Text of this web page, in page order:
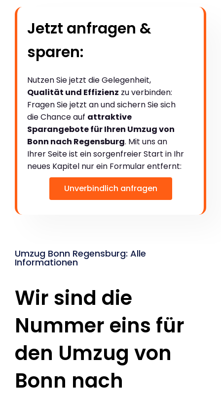
Jetzt anfragen &
sparen:
Nutzen Sie jetzt die Gelegenheit,
Qualität und Effizienz zu verbinden:
Fragen Sie jetzt an und sichern Sie sich
die Chance auf attraktive
Sparangebote für Ihren Umzug von
Bonn nach Regensburg. Mit uns an
Ihrer Seite ist ein sorgenfreier Start in Ihr
neues Kapitel nur ein Formular entfernt:
Unverbindlich anfragen
Umzug Bonn Regensburg: Alle
Informationen
Wir sind die
Nummer eins für
den Umzug von
Bonn nach